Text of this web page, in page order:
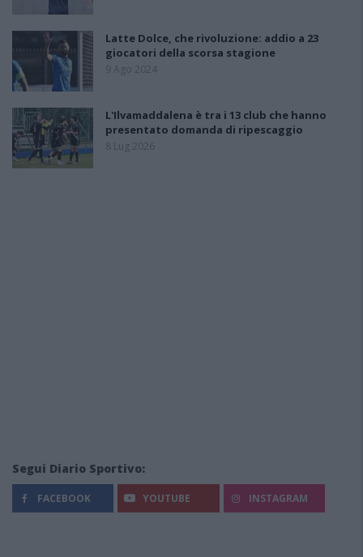
Latte Dolce, che rivoluzione: addio a 23
giocatori della scorsa stagione
9 Ago 2024
L'Ilvamaddalena è tra i 13 club che hanno
presentato domanda di ripescaggio
8 Lug 2026
Segui Diario Sportivo:
FACEBOOK YOUTUBE INSTAGRAM